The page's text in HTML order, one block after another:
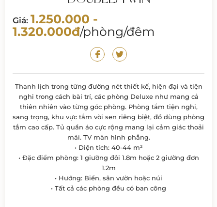
Giá: 1.250.000 -
1.320.000đ/phòng/đêm
Thanh lịch trong từng đường nét thiết kế, hiện đại và tiện
nghi trong cách bài trí, các phòng Deluxe như mang cả
thiên nhiên vào từng góc phòng. Phòng tắm tiện nghi,
sang trọng, khu vực tắm vòi sen riêng biệt, đồ dùng phòng
tắm cao cấp. Tủ quần áo cực rộng mang lại cảm giác thoải
mái. TV màn hình phẳng.
• Diện tích: 40-44 m²
• Đặc điểm phòng: 1 giường đôi 1.8m hoặc 2 giường đơn
1.2m
• Hướng: Biển, sân vườn hoặc núi
• Tất cả các phòng đều có ban công